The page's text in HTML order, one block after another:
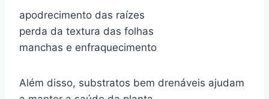
apodrecimento das raízes
perda da textura das folhas
manchas e enfraquecimento
Além disso, substratos bem drenáveis ajudam